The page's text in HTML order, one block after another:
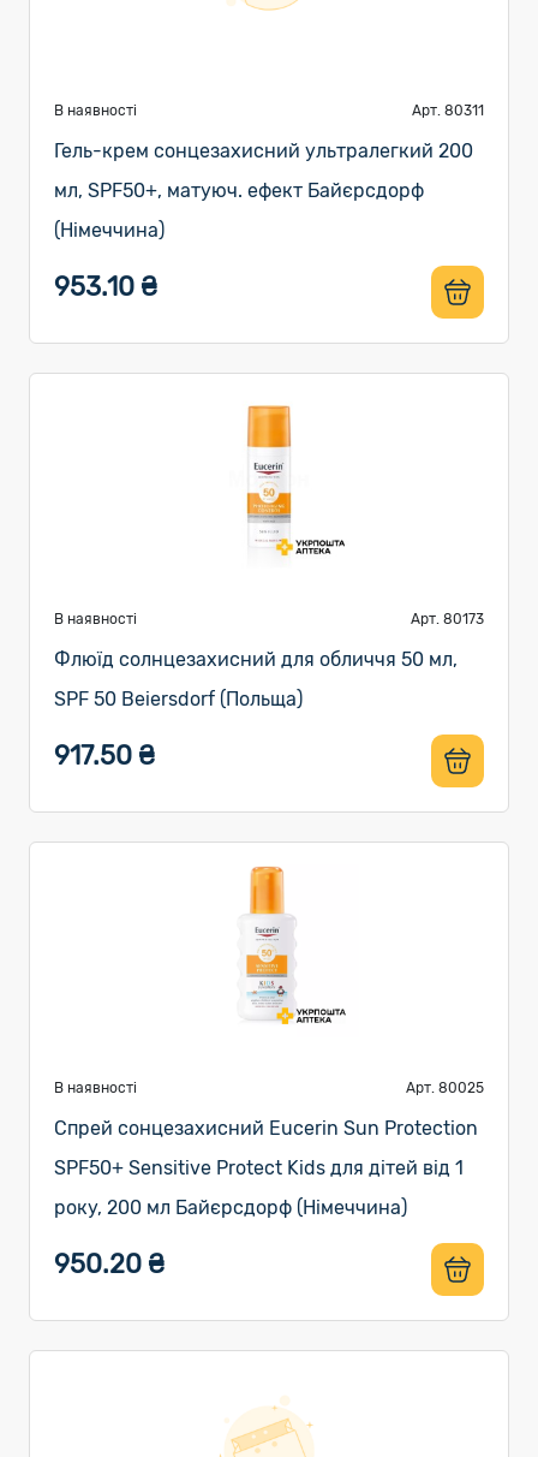
В наявності Арт. 80311
Гель-крем сонцезахисний ультралегкий 200
мл, SPF50+, матуюч. ефект Байєрсдорф
(Німеччина)
953.10 ₴
В наявності Арт. 80173
Флюїд солнцезахисний для обличчя 50 мл,
SPF 50 Beiersdorf (Польща)
917.50 ₴
В наявності Арт. 80025
Спрей сонцезахисний Eucerin Sun Protection
SPF50+ Sensitive Protect Kids для дітей від 1
року, 200 мл Байєрсдорф (Німеччина)
950.20 ₴